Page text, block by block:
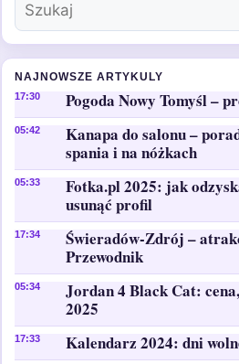
NAJNOWSZE ARTYKULY
17:30 Pogoda Nowy Tomyśl –
05:42
Kanapa do salonu –
spania i na nóżkach
05:33
Fotka.pl 2025: jak
usunąć profil
17:34
Świeradów-Zdrój –
Przewodnik
05:34
Jordan 4 Black Cat:
2025
17:33 Kalendarz 2024: dni